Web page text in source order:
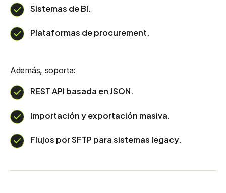
Sistemas de BI.
Plataformas de procurement.
Además, soporta:
REST API basada en JSON.
Importación y exportación masiva.
Flujos por SFTP para sistemas legacy.